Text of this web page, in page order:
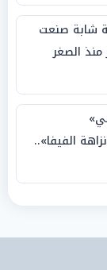
شابة صنعت
منذ الصغر
الفيفا»..